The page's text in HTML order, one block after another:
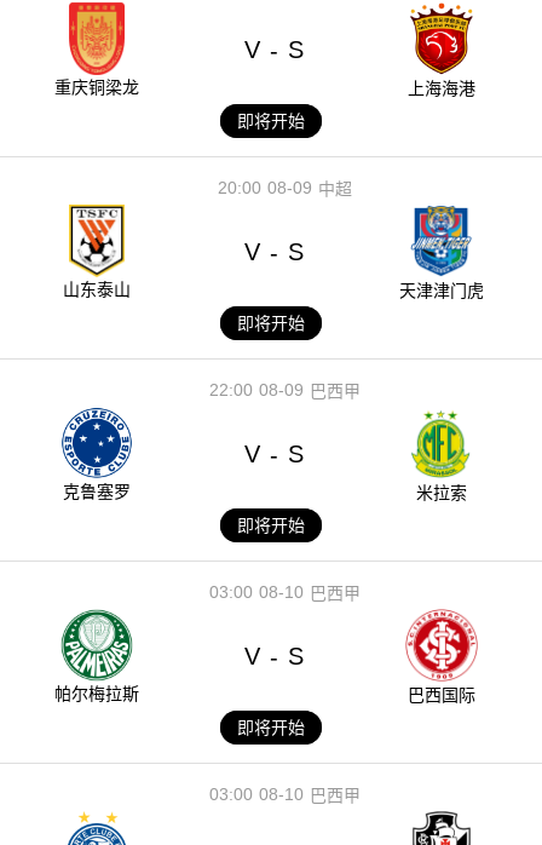
重庆铜梁龙
V - S
上海海港
即将开始
08-09
20:00 中超
山东泰山
V - S
天津津门虎
即将开始
08-09
22:00 巴西甲
克鲁塞罗
V - S
米拉索
即将开始
08-10
03:00 巴西甲
帕尔梅拉斯
V - S
巴西国际
即将开始
08-10
03:00 巴西甲